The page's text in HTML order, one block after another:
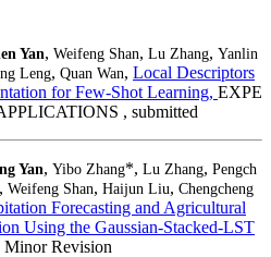
Yan, Weifeng Shan, Lu Zhang, Yanlin
Leng, Quan Wan, Local Descriptors
for Few-Shot Learning, EXPE
, submitted
Yan, Yibo Zhang*, Lu Zhang, Pengch
, Weifeng Shan, Haijun Liu, Chengcheng
Forecasting and Agricultural
Using the Gaussian-Stacked-LST
Minor Revision